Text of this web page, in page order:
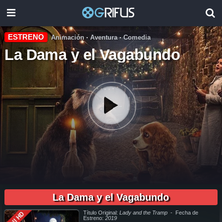
ESTRENO Animación ·Aventura·Comedia
La Dama y el Vagabundo
pelicula completa La Dama y el Vagabundo en español latino, pelicula completa La Dama y el Vagabundo audio latino, pelicula completa La Dama y el Vagabundo audio latino online, como ver La
en español, como ver y descargar La Dama y el Vagabundo pelicula completa en español latino, ver La Dama y el Vagabundo pelicula completa en español, ver La Dama y el Vagabundo
pelicula completa en español latino, La Dama y el Vagabundo pelicula completa audio latino, La Dama y el Vagabundo pelicula completa 2019, La Dama y el Vagabundo pelicula completa en
español, La Dama y el Vagabundo pelicula completa en español latino, trailer La Dama y el Vagabundo, La Dama y el Vagabundo trailer, ver trailer La Dama y el Vagabundo español, trailer en
español La Dama y el Vagabundo, La Dama y el Vagabundo trailer español latino, La Dama y el Vagabundo descargar torrent gratis, descargar pelicula completa La Dama y el Vagabundo hd,
descargar La Dama y el Vagabundo pelicula completa, descargar La Dama y el Vagabundo pelicula completa torrent, descargar La Dama y el Vagabundo pelicula completa utorrent, descargar
Vagabundo descargar pelicula completa hd, descargar pelicula La Dama y el Vagabundo gratis, descargar pelicula La Dama y el Vagabundo completa, en Español, en Español Latino, en Latino,
ver La Dama y el Vagabundo Online, ver gratis La Dama y el Vagabundo online, ver pelicula La Dama y el Vagabundo online, ver La Dama y el Vagabundo online megavideo, ver pelicula La
Dama y el Vagabundo online gratis, ver online La Dama y el Vagabundo, La Dama y el Vagabundo online ver pelicula, ver estreno La Dama y el Vagabundo online, La Dama y el Vagabundo
online ver, La Dama y el Vagabundo ver online, Ver Pelicula La Dama y el Vagabundo Español Latino, Pelicula La Dama y el Vagabundo Latino Online, Pelicula La Dama y el Vagabundo Español
Online, Pelicula La Dama y el Vagabundo Subtitulado,
La Dama y el Vagabundo
Título Original:Lady and the Tramp - Fecha de
Estreno:2019